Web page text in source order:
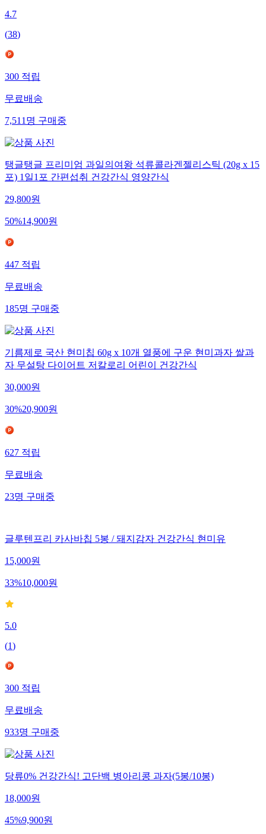
4.7
(38)
300 적립
무료배송
7,511 명 구매중
탱글탱글 프리미엄 과일의여왕 석류콜라겐젤리스틱 (20g x 15
포) 1일1포 간편섭취 건강간식 영양간식
29,800원
50%14,900원
447 적립
무료배송
185명 구매중
기름제로 국산 현미칩 60g x 10개 열풍에 구운 현미과자 쌀과
자 무설탕 다이어트 저칼로리 어린이 건강간식
30,000원
30%20,900원
627 적립
무료배송
23명 구매중
글루텐프리 카사바칩 5봉 / 돼지감자 건강간식 현미유
15,000원
33%10,000원
5.0
(1)
300 적립
무료배송
933명 구매중
당류0% 건강간식! 고단백 병아리콩 과자(5봉/10봉)
18,000원
45%9,900원